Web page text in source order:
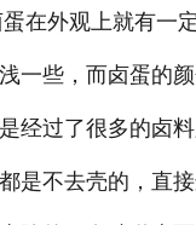
外观上就有一定
一些，而卤蛋的
经过了很多的卤
是不去壳的，直